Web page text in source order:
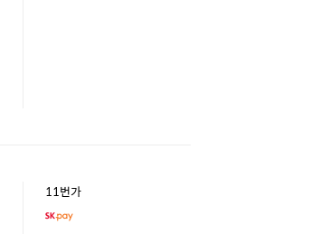
11번가